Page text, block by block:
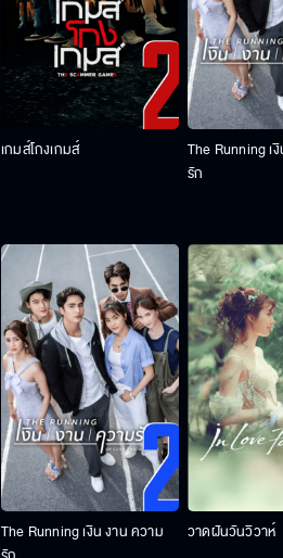
เกมส์โกงเกมส์
The Running เ
รัก
The Running เงิน งาน ความ
วาดฝันวันวิวาห์